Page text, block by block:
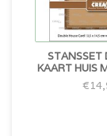
STANSSET
KAART HUIS